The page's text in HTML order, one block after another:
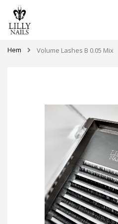
Skip
Content
Hem Volume Lashes B 0.05 Mix